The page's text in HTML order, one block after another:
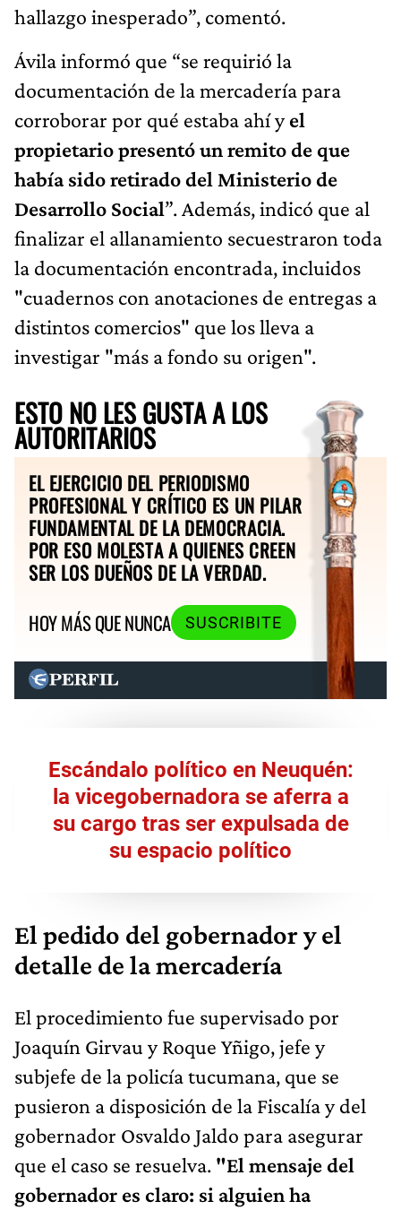
hallazgo inesperado”, comentó.
Ávila informó que “se requirió la
documentación de la mercadería para
corroborar por qué estaba ahí yel
propietario presentó un remito de que
había sido retirado del Ministerio de
Desarrollo Social”. Además, indicó que al
finalizar el allanamiento secuestraron toda
la documentación encontrada, incluidos
"cuadernos con anotaciones de entregas a
distintos comercios" que los lleva a
investigar "más a fondo su origen".
ESTO NO LES GUSTA A LOS
AUTORITARIOS
EL EJERCICIO DEL PERIODISMO
PROFESIONAL Y CRÍTICO ES UN PILAR
FUNDAMENTAL DE LA DEMOCRACIA.
POR ESO MOLESTA A QUIENES CREEN
SER LOS DUEÑOS DE LA VERDAD.
HOY MÁS QUE NUNCA
SUSCRIBITE
Escándalo político en Neuquén:
la vicegobernadora se aferra a
su cargo tras ser expulsada de
su espacio político
El pedido del gobernador y el
detalle de la mercadería
El procedimiento fue supervisado por
Joaquín Girvau y Roque Yñigo, jefe y
subjefe de la policía tucumana, que se
pusieron a disposición de la Fiscalía y del
gobernador Osvaldo Jaldo para asegurar
que el caso se resuelva. "El mensaje del
gobernador es claro: si alguien ha